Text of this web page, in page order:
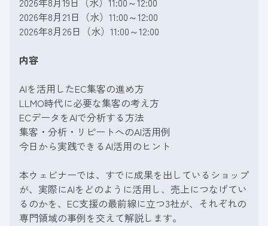
2026年8月21日（水）11:00～12:00
2026年8月26日（水）11:00～12:00
内容
AIを活用したEC集客の進め方
LLMO時代に必要な集客の考え方
ECデータをAIで分析する方法
集客・分析・リピートへのAI活用例
今日から実践できるAI活用のヒント
本ウェビナーでは、すでに成果を出しているショップ
が、実際にAIをどのように活用し、売上につなげてい
るのかを、EC支援の最前線に立つ3社が、それぞれの
専門領域の事例を交えて解説します。